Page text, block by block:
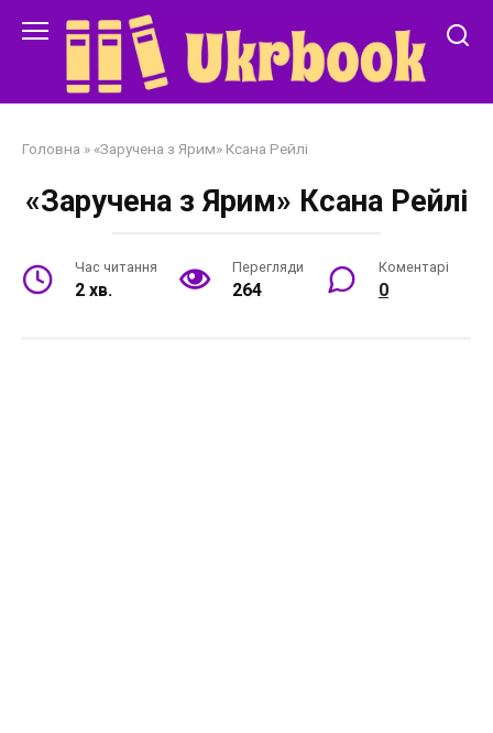
Головна » «Заручена з Ярим» Ксана Рейлі
«Заручена з Ярим» Ксана Рейлі
Час читання
2 хв.
Перегляди
264
Коментарі
0